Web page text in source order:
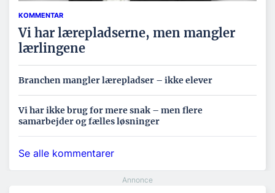
KOMMENTAR
Vi har lærepladserne, men mangler
lærlingene
Branchen mangler lærepladser – ikke elever
Vi har ikke brug for mere snak – men flere
samarbejder og fælles løsninger
Se alle kommentarer